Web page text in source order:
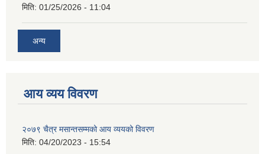
मिति: 01/25/2026 - 11:04
अन्य
आय व्यय विवरण
२०७९ चैत्र मसान्तसम्मको आय व्ययको विवरण
मिति: 04/20/2023 - 15:54